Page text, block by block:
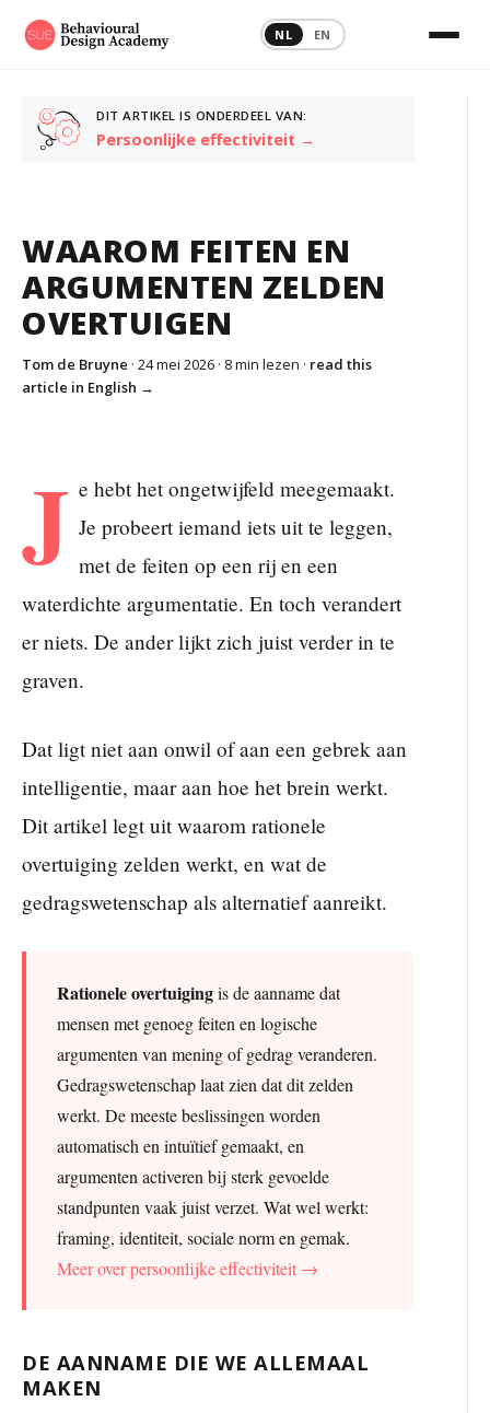
NL EN
DIT ARTIKEL IS ONDERDEEL VAN:
Persoonlijke effectiviteit →
WAAROM FEITEN EN
ARGUMENTEN ZELDEN
OVERTUIGEN
Tom de Bruyne · 24 mei 2026 · 8 min lezen · read this
article in English →
J e hebt het ongetwijfeld meegemaakt.
Je probeert iemand iets uit te leggen,
met de feiten op een rij en een
waterdichte argumentatie. En toch verandert
er niets. De ander lijkt zich juist verder in te
graven.
Dat ligt niet aan onwil of aan een gebrek aan
intelligentie, maar aan hoe het brein werkt.
Dit artikel legt uit waarom rationele
overtuiging zelden werkt, en wat de
gedragswetenschap als alternatief aanreikt.
Rationele overtuigingis de aanname dat
mensen met genoeg feiten en logische
argumenten van mening of gedrag veranderen.
Gedragswetenschap laat zien dat dit zelden
werkt. De meeste beslissingen worden
automatisch en intuïtief gemaakt, en
argumenten activeren bij sterk gevoelde
standpunten vaak juist verzet. Wat wel werkt:
framing, identiteit, sociale norm en gemak.
Meer over persoonlijke effectiviteit →
DE AANNAME DIE WE ALLEMAAL
MAKEN